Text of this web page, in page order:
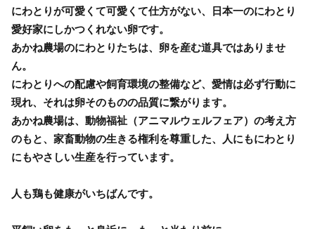
にわとりが可愛くて可愛くて仕方がない、日本一のにわとり
愛好家にしかつくれない卵です。
あかね農場のにわとりたちは、卵を産む道具ではありませ
ん。
にわとりへの配慮や飼育環境の整備など、愛情は必ず行動に
現れ、それは卵そのものの品質に繋がります。
あかね農場は、動物福祉（アニマルウェルフェア）の考え方
のもと、家畜動物の生きる権利を尊重した、人にもにわとり
にもやさしい生産を行っています。
人も鶏も健康がいちばんです。